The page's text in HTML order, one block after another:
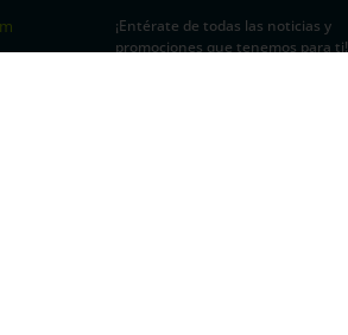
¡Entérate de todas las noticias y
promociones que tenemos para ti!